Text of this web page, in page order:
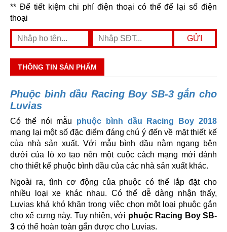
** Để tiết kiệm chi phí điện thoại có thể để lại số điện
thoại
THÔNG TIN SẢN PHẨM
Phuộc bình dầu Racing Boy SB-3 gắn cho
Luvias
Có thể nói mẫu phuộc bình dầu Racing Boy 2018
mang lại một số đặc điểm đáng chú ý đến về mặt thiết kế
của nhà sản xuất. Với mẫu bình dầu nằm ngang bên
dưới của lò xo tạo nên một cuộc cách mạng mới dành
cho thiết kế phuộc bình dầu của các nhà sản xuất khác.
Ngoài ra, tình cơ động của phuộc có thể lắp đặt cho
nhiều loại xe khác nhau. Có thể dễ dàng nhận thấy,
Luvias khá khó khăn trọng việc chọn một loại phuộc gắn
cho xế cưng này. Tuy nhiên, với phuộc Racing Boy SB-
3 có thể hoàn toàn gắn được cho Luvias.